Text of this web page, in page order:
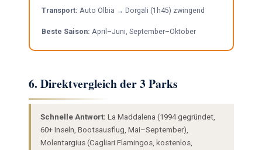
Transport: Auto Olbia → Dorgali (1h45) zwingend
Beste Saison: April–Juni, September–Oktober
6. Direktvergleich der 3 Parks
Schnelle Antwort: La Maddalena (1994 gegründet,
60+ Inseln, Bootsausflug, Mai–September),
Molentargius (Cagliari Flamingos, kostenlos,